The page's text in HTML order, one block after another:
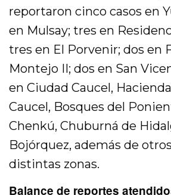
reportaron cinco casos en
en Mulsay; tres en
tres en El Porvenir; dos en
Montejo II; dos en San
en Ciudad Caucel,
Caucel, Bosques del
Chenkú, Chuburná de
Bojórquez, además de
distintas zonas.
Balance de reportes